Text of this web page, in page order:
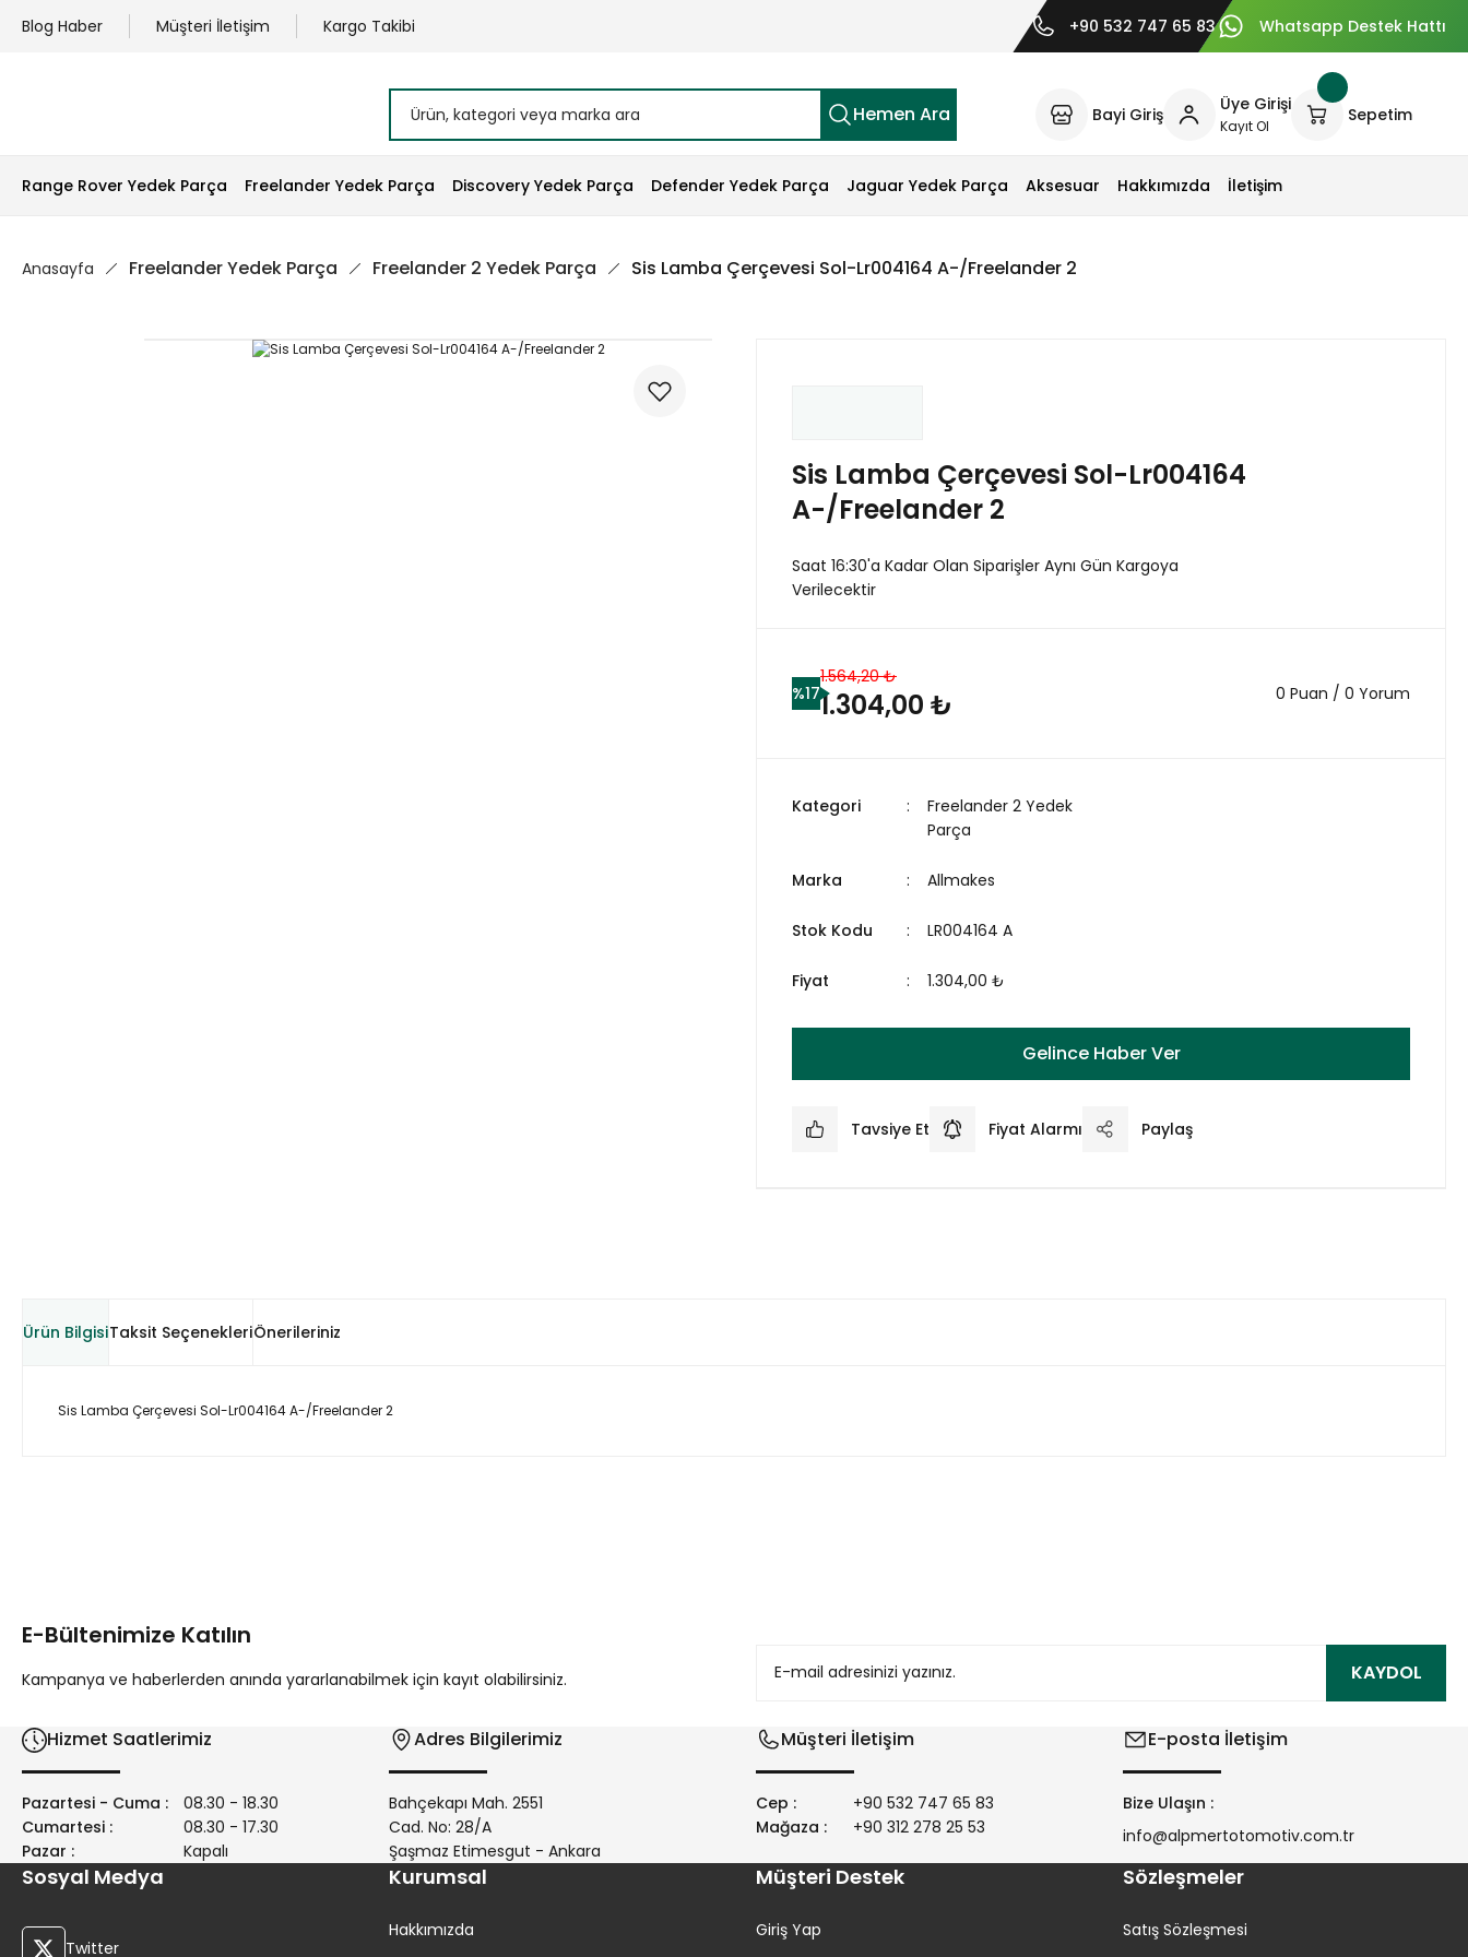
Blog Haber Müşteri İletişim Kargo Takibi +90 532 747 65 83 Whatsapp Destek Hattı
Hemen Ara Bayi Giriş Üye Girişi
Kayıt Ol
Sepetim
Range Rover Yedek Parça Freelander Yedek Parça Discovery Yedek Parça Defender Yedek Parça Jaguar Yedek Parça Aksesuar Hakkımızda İletişim
Anasayfa Freelander Yedek Parça Freelander 2 Yedek Parça Sis Lamba Çerçevesi Sol-Lr004164 A-/Freelander 2
Sis Lamba Çerçevesi Sol-Lr004164
A-/Freelander 2
Saat 16:30'a Kadar Olan Siparişler Aynı Gün Kargoya
Verilecektir
%17
1.564,20 ₺
1.304,00 ₺ 0 Puan / 0 Yorum
Kategori
Freelander 2 Yedek
Parça
Marka Allmakes
Stok Kodu LR004164 A
Fiyat 1.304,00 ₺
Gelince Haber Ver
Tavsiye Et Fiyat Alarmı Paylaş
Ürün BilgisiTaksit SeçenekleriÖnerileriniz
Sis Lamba Çerçevesi Sol-Lr004164 A-/Freelander 2
Ürün bilgilerinde hatalar bulunuyor.
E-Bültenimize Katılın
Kampanya ve haberlerden anında yararlanabilmek için kayıt olabilirsiniz. KAYDOL
Hizmet Saatlerimiz
Pazartesi - Cuma :
08.30 - 18.30
Cumartesi :
08.30 - 17.30
Pazar :
Kapalı
Adres Bilgilerimiz
Bahçekapı Mah. 2551
Cad. No: 28/A
Şaşmaz Etimesgut - Ankara
Müşteri İletişim
Cep :
+90 532 747 65 83
Mağaza :
+90 312 278 25 53
E-posta İletişim
Bize Ulaşın :
info@alpmertotomotiv.com.tr
Sosyal Medya
Twitter
Kurumsal
Hakkımızda
Müşteri Destek
Giriş Yap
Sözleşmeler
Satış Sözleşmesi